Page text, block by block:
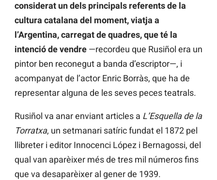
considerat un dels principals referents de la
cultura catalana del moment, viatja a
l’Argentina, carregat de quadres, que té la
intenció de vendre —recordeu que Rusiñol era un
pintor ben reconegut a banda d’escriptor—, i
acompanyat de l’actor Enric Borràs, que ha de
representar alguna de les seves peces teatrals.
Rusiñol va anar enviant articles a L’Esquella de la
Torratxa, un setmanari satíric fundat el 1872 pel
llibreter i editor Innocenci López i Bernagossi, del
qual van aparèixer més de tres mil números fins
que va desaparèixer al gener de 1939.